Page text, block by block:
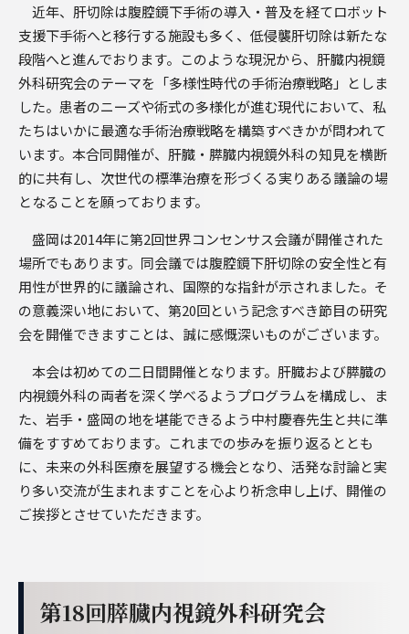
近年、肝切除は腹腔鏡下手術の導入・普及を経てロボット
支援下手術へと移行する施設も多く、低侵襲肝切除は新たな
段階へと進んでおります。このような現況から、肝臓内視鏡
外科研究会のテーマを「多様性時代の手術治療戦略」としま
した。患者のニーズや術式の多様化が進む現代において、私
たちはいかに最適な手術治療戦略を構築すべきかが問われて
います。本合同開催が、肝臓・膵臓内視鏡外科の知見を横断
的に共有し、次世代の標準治療を形づくる実りある議論の場
となることを願っております。
盛岡は2014年に第2回世界コンセンサス会議が開催された
場所でもあります。同会議では腹腔鏡下肝切除の安全性と有
用性が世界的に議論され、国際的な指針が示されました。そ
の意義深い地において、第20回という記念すべき節目の研究
会を開催できますことは、誠に感慨深いものがございます。
本会は初めての二日間開催となります。肝臓および膵臓の
内視鏡外科の両者を深く学べるようプログラムを構成し、ま
た、岩手・盛岡の地を堪能できるよう中村慶春先生と共に準
備をすすめております。これまでの歩みを振り返るととも
に、未来の外科医療を展望する機会となり、活発な討論と実
り多い交流が生まれますことを心より祈念申し上げ、開催の
ご挨拶とさせていただきます。
第18回膵臓内視鏡外科研究会